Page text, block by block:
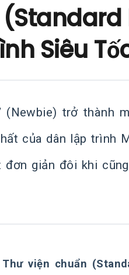
Siêu
trở thành
của dân lập trình
giản đôi khi
Thư viện chuẩn